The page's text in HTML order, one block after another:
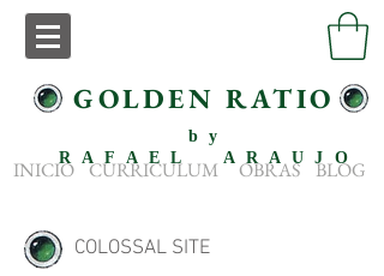
GOLDEN RATIO
by
RAFAEL ARAUJO
INICIO CURRICULUM OBRAS BLOG
COLOSSAL SITE